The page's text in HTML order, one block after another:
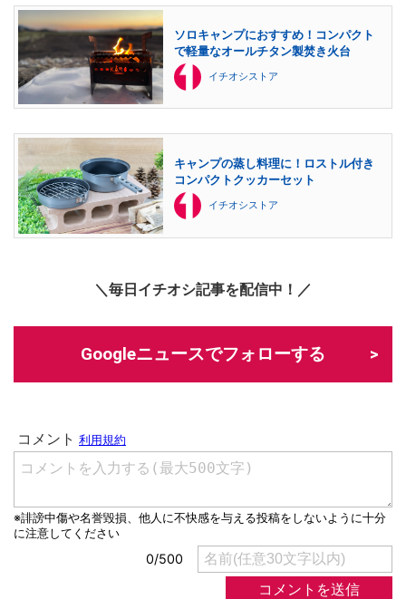
ソロキャンプにおすすめ！コンパクト
で軽量なオールチタン製焚き火台
イチオシストア
キャンプの蒸し料理に！ロストル付き
コンパクトクッカーセット
イチオシストア
＼毎日イチオシ記事を配信中！／
Googleニュースでフォローする